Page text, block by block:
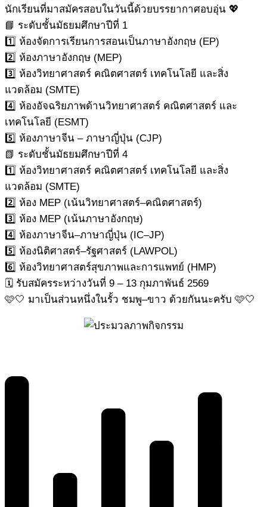
นักเรียนที่มาสมัครสอบในวันนี้ด้วยบรรยากาศอบอุ่น 💖
📘 ระดับชั้นมัธยมศึกษาปีที่ 1
1️⃣ ห้องจัดการเรียนการสอนเป็นภาษาอังกฤษ (EP)
2️⃣ ห้องภาษาอังกฤษ (MEP)
3️⃣ ห้องวิทยาศาสตร์ คณิตศาสตร์ เทคโนโลยี และสิ่ง
แวดล้อม (SMTE)
4️⃣ ห้องอัจฉริยภาพด้านวิทยาศาสตร์ คณิตศาสตร์ และ
เทคโนโลยี (ESMT)
5️⃣ ห้องภาษาจีน – ภาษาญี่ปุ่น (CJP)
📗 ระดับชั้นมัธยมศึกษาปีที่ 4
1️⃣ ห้องวิทยาศาสตร์ คณิตศาสตร์ เทคโนโลยี และสิ่ง
แวดล้อม (SMTE)
2️⃣ ห้อง MEP (เน้นวิทยาศาสตร์–คณิตศาสตร์)
3️⃣ ห้อง MEP (เน้นภาษาอังกฤษ)
4️⃣ ห้องภาษาจีน–ภาษาญี่ปุ่น (IC–JP)
5️⃣ ห้องนิติศาสตร์–รัฐศาสตร์ (LAWPOL)
6️⃣ ห้องวิทยาศาสตร์สุขภาพและการแพทย์ (HMP)
🗓️ รับสมัครระหว่างวันที่ 9 – 13 กุมภาพันธ์ 2569
🩷🤍 มาเป็นส่วนหนึ่งในรั้ว ชมพู–ขาว ด้วยกันนะครับ 🩷🤍